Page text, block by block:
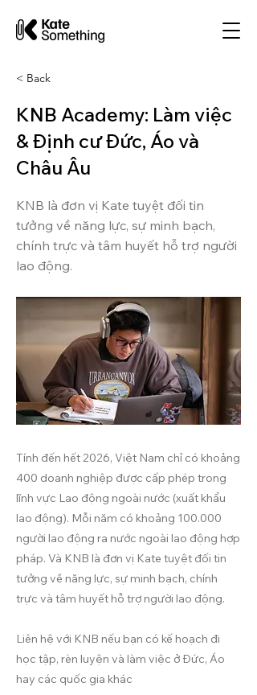
< Back
KNB Academy: Làm việc
& Định cư Đức, Áo và
Châu Âu
KNB là đơn vị Kate tuyệt đối tin
tưởng về năng lực, sự minh bạch,
chính trực và tâm huyết hỗ trợ người
lao động.
Tính đến hết 2026, Việt Nam chỉ có khoảng
400 doanh nghiệp được cấp phép trong
lĩnh vực Lao động ngoài nước (xuất khẩu
lao động). Mỗi năm có khoảng 100.000
người lao động ra nước ngoài lao động hợp
pháp. Và KNB là đơn vị Kate tuyệt đối tin
tưởng về năng lực, sự minh bạch, chính
trực và tâm huyết hỗ trợ người lao động.
Liên hệ với KNB nếu bạn có kế hoạch đi
học tập, rèn luyện và làm việc ở Đức, Áo
hay các quốc gia khác